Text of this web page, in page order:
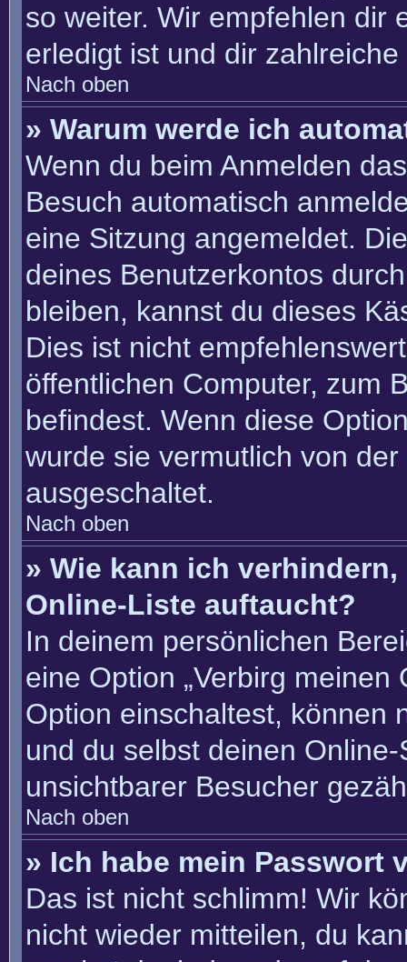
so weiter. Wir empfehlen dir
erledigt ist und dir
Nach oben
» Warum werde ich
Wenn du beim Anmelden
Besuch automatisch
eine Sitzung angemeldet.
deines Benutzerkontos
bleiben, kannst du dieses
Dies ist nicht
öffentlichen Computer, zum
befindest. Wenn diese
wurde sie vermutlich von
ausgeschaltet.
Nach oben
» Wie kann ich
Online-Liste auftaucht?
In deinem persönlichen
eine Option „Verbirg meinen
Option einschaltest, können
und du selbst deinen
unsichtbarer Besucher
Nach oben
» Ich habe mein Passwort
Das ist nicht schlimm! Wir
nicht wieder mitteilen, du